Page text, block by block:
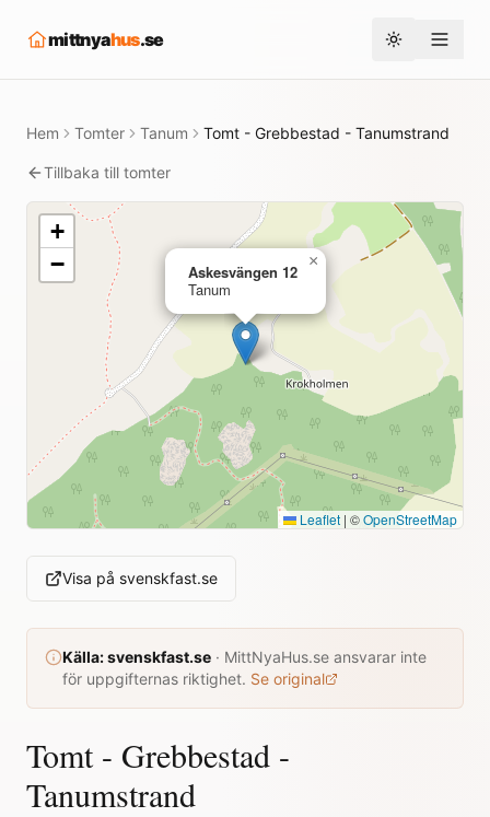
mittnyahus.se Toggle theme
Hem Tomter Tanum Tomt - Grebbestad - Tanumstrand
Tillbaka till tomter
Askesvängen 12
Tanum
×
+
−
Leaflet | ©OpenStreetMap
Visa på svenskfast.se
Källa:svenskfast.se · MittNyaHus.se ansvarar inte
för uppgifternas riktighet. Se original
Tomt - Grebbestad -
Tanumstrand